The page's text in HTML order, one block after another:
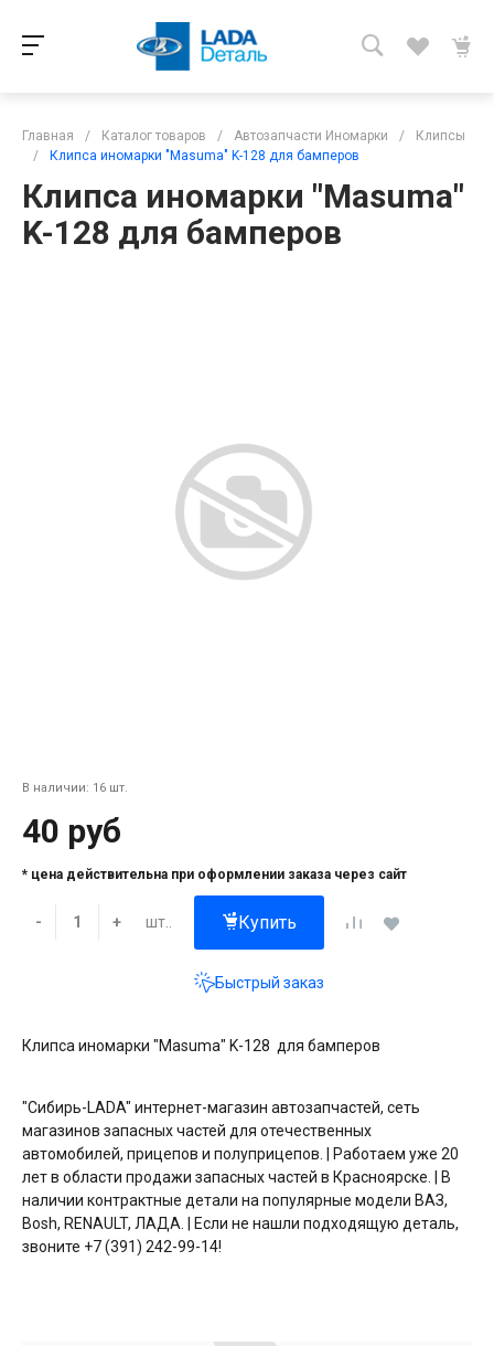
Главная / Каталог товаров / Автозапчасти Иномарки /
Клипсы
/
Клипса иномарки "Masuma" K-128 для бамперов
Клипса иномарки "Masuma"
K-128 для бамперов
В наличии: 16 шт.
40 руб
* цена действительна при оформлении заказа через сайт
- + шт.. Купить
Быстрый заказ
Клипса иномарки "Masuma" K-128 для бамперов
"Сибирь-LADA" интернет-магазин автозапчастей, сеть
магазинов запасных частей для отечественных
автомобилей, прицепов и полуприцепов. | Работаем уже 20
лет в области продажи запасных частей в Красноярске. | В
наличии контрактные детали на популярные модели ВАЗ,
Bosh, RENAULT, ЛАДА. | Если не нашли подходящую деталь,
звоните +7 (391) 242-99-14!